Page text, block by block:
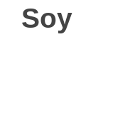
Soy